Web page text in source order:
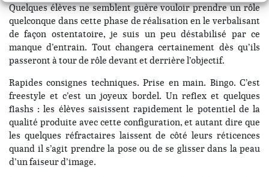
Quelques élèves ne semblent guère vouloir prendre un rôle
quelconque dans cette phase de réalisation en le verbalisant
de façon ostentatoire, je suis un peu déstabilisé par ce
manque d’entrain. Tout changera certainement dès qu’ils
passeront à tour de rôle devant et derrière l’objectif.
Rapides consignes techniques. Prise en main. Bingo. C’est
freestyle et c’est un joyeux bordel. Un reflex et quelques
flashs : les élèves saisissent rapidement le potentiel de la
qualité produite avec cette configuration, et autant dire que
les quelques réfractaires laissent de côté leurs réticences
quand il s’agit prendre la pose ou de se glisser dans la peau
d’un faiseur d’image.